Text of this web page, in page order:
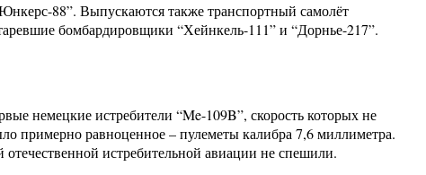
88”. Выпускаются также транспортный самолёт
бомбардировщики “Хейнкель-111” и “Дорнье-217”.
немецкие истребители “Me-109B”, скорость которых не
примерно равноценное – пулеметы калибра 7,6 миллиметра.
истребительной авиации не спешили.